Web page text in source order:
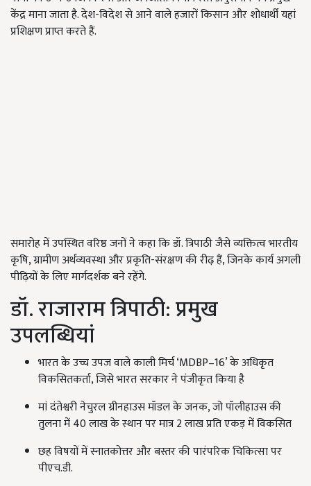
केंद्र माना जाता है. देश-विदेश से आने वाले हजारों किसान और शोधार्थी यहां
प्रशिक्षण प्राप्त करते हैं.
समारोह में उपस्थित वरिष्ठ जनों ने कहा कि डॉ. त्रिपाठी जैसे व्यक्तित्व भारतीय
कृषि, ग्रामीण अर्थव्यवस्था और प्रकृति-संरक्षण की रीढ़ हैं, जिनके कार्य अगली
पीढ़ियों के लिए मार्गदर्शक बने रहेंगे.
डॉ. राजाराम त्रिपाठी: प्रमुख
उपलब्धियां
भारत के उच्च उपज वाले काली मिर्च ‘MDBP–16’ के अधिकृत
विकसितकर्ता, जिसे भारत सरकार ने पंजीकृत किया है
मां दंतेश्वरी नेचुरल ग्रीनहाउस मॉडल के जनक, जो पॉलीहाउस की
तुलना में 40 लाख के स्थान पर मात्र 2 लाख प्रति एकड़ में विकसित
छह विषयों में स्नातकोत्तर और बस्तर की पारंपरिक चिकित्सा पर
पीएच.डी.